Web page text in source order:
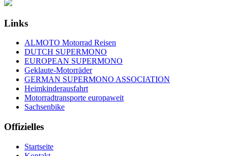
Links
ALMOTO Motorrad Reisen
DUTCH SUPERMONO
EUROPEAN SUPERMONO
Geklaute-Motorräder
GERMAN SUPERMONO ASSOCIATION
Heimkinderausfahrt
Motorradtransporte europaweit
Sachsenbike
Offizielles
Startseite